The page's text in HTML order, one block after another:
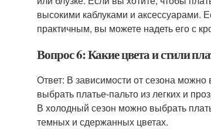
высокими каблуками и аксессуарами.
практичным, вы можете надеть его с
Вопрос 6: Какие цвета и стили
Ответ: В зависимости от сезона
выбрать платье-пальто из легких и
В холодный сезон можно выбрать
темных и сдержанных цветах.